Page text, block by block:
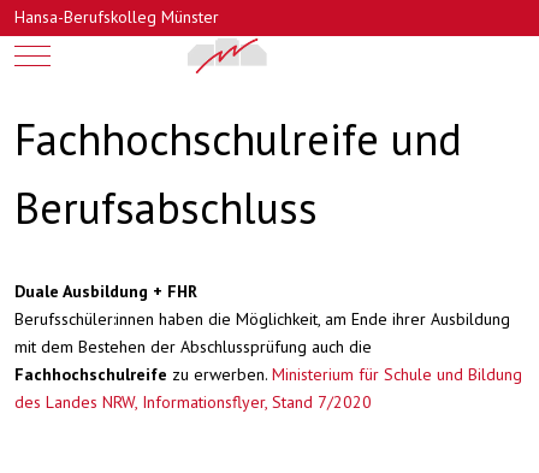
Hansa-Berufskolleg Münster
Mobile Menu Toggle
Fachhochschulreife und
Berufsabschluss
Duale Ausbildung + FHR
Berufsschüler:innen haben die Möglichkeit, am Ende ihrer Ausbildung
mit dem Bestehen der Abschlussprüfung auch die
Fachhochschulreife zu erwerben. Ministerium für Schule und Bildung
des Landes NRW, Informationsflyer, Stand 7/2020